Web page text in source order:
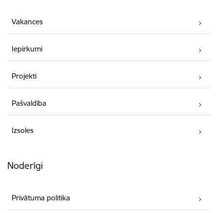
Vakances
Iepirkumi
Projekti
Pašvaldība
Izsoles
Noderīgi
Privātuma politika